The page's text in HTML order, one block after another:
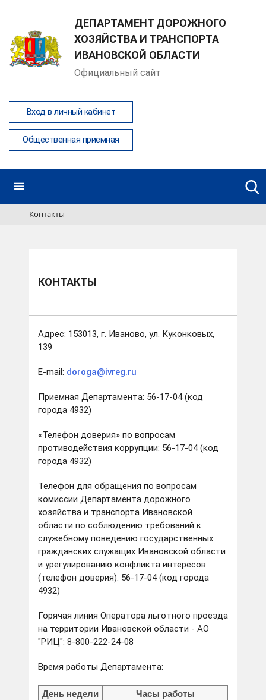
ДЕПАРТАМЕНТ ДОРОЖНОГО
ХОЗЯЙСТВА И ТРАНСПОРТА
ИВАНОВСКОЙ ОБЛАСТИ
Официальный сайт
Вход в личный кабинет
Общественная приемная
Контакты
КОНТАКТЫ
Адрес: 153013, г. Иваново, ул. Куконковых,
139
Е-mail: doroga@ivreg.ru
Приемная Департамента: 56-17-04 (код
города 4932)
«Телефон доверия» по вопросам
противодействия коррупции: 56-17-04 (код
города 4932)
Телефон для обращения по вопросам
комиссии Департамента дорожного
хозяйства и транспорта Ивановской
области по соблюдению требований к
служебному поведению государственных
гражданских служащих Ивановской области
и урегулированию конфликта интересов
(телефон доверия): 56-17-04 (код города
4932)
Горячая линия Оператора льготного проезда
на территории Ивановской области - АО
"РИЦ": 8-800-222-24-08
Время работы Департамента:
День недели
Часы работы